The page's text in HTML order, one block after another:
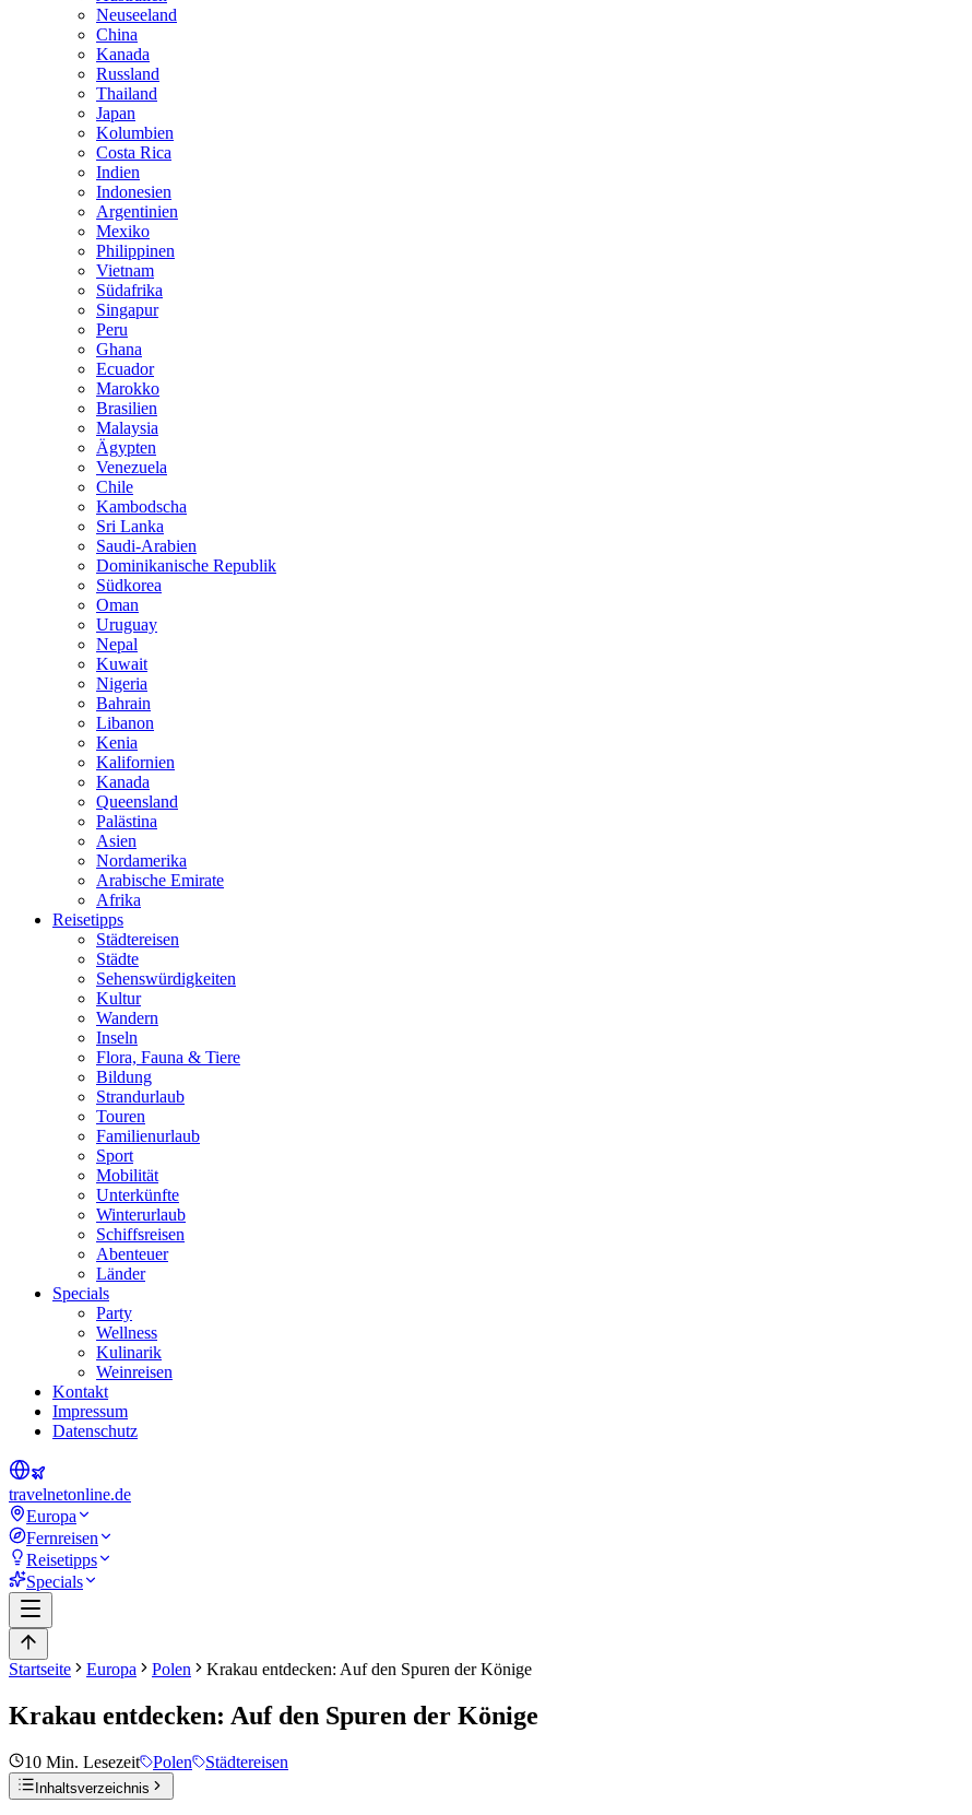
Neuseeland
China
Kanada
Russland
Thailand
Japan
Kolumbien
Costa Rica
Indien
Indonesien
Argentinien
Mexiko
Philippinen
Vietnam
Südafrika
Singapur
Peru
Ghana
Ecuador
Marokko
Brasilien
Malaysia
Ägypten
Venezuela
Chile
Kambodscha
Sri Lanka
Saudi-Arabien
Dominikanische Republik
Südkorea
Oman
Uruguay
Nepal
Kuwait
Nigeria
Bahrain
Libanon
Kenia
Kalifornien
Kanada
Queensland
Palästina
Asien
Nordamerika
Arabische Emirate
Afrika
Reisetipps
Städtereisen
Städte
Sehenswürdigkeiten
Kultur
Wandern
Inseln
Flora, Fauna & Tiere
Bildung
Strandurlaub
Touren
Familienurlaub
Sport
Mobilität
Unterkünfte
Winterurlaub
Schiffsreisen
Abenteuer
Länder
Specials
Party
Wellness
Kulinarik
Weinreisen
Kontakt
Impressum
Datenschutz
travelnetonline.de
Europa
Fernreisen
Reisetipps
Specials
Startseite Europa Polen Krakau entdecken: Auf den Spuren der Könige
Krakau entdecken: Auf den Spuren der Könige
10 Min. Lesezeit Polen Städtereisen
Inhaltsverzeichnis